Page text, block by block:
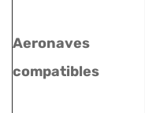
Aeronaves
compatibles